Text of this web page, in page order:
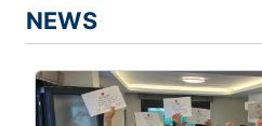
NEWS